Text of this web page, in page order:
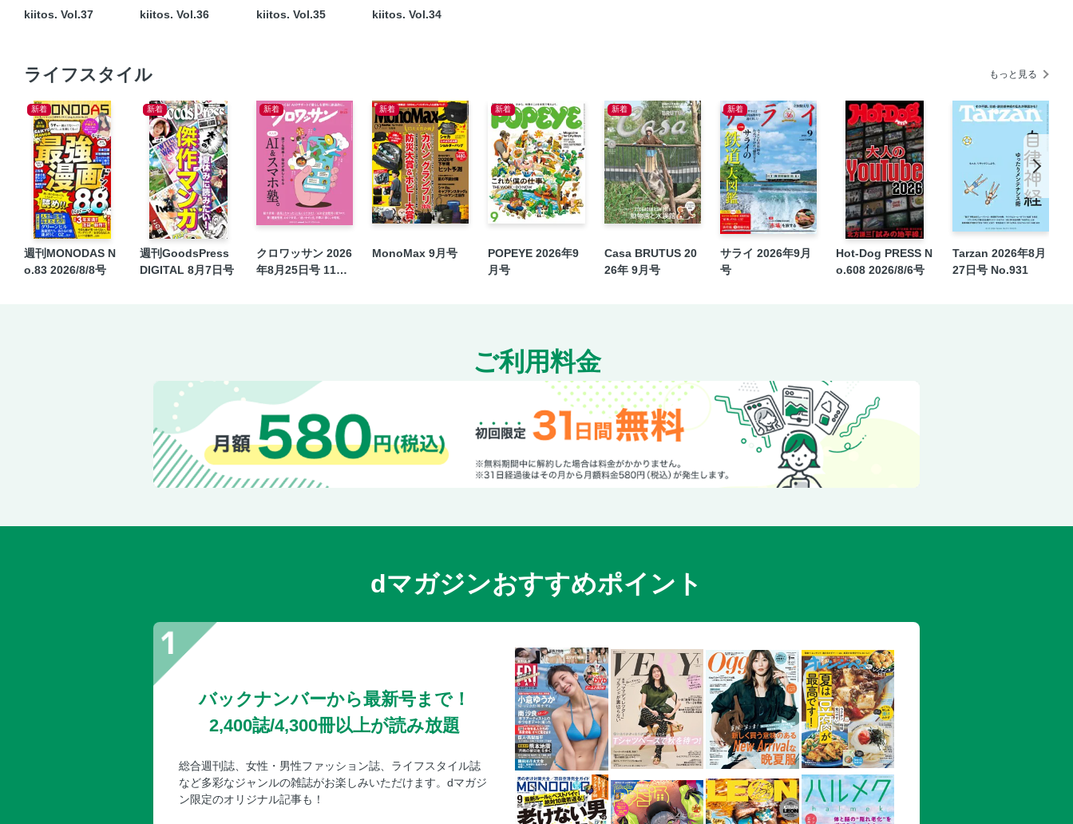
kiitos. Vol.37 kiitos. Vol.36 kiitos. Vol.35 kiitos. Vol.34
ライフスタイル もっと見る
新着
週刊MONODAS N
o.83 2026/8/8号
新着
週刊GoodsPress
DIGITAL 8月7日号
新着
クロワッサン 2026
年8月25日号 1171
新着
MonoMax 9月号
新着
POPEYE 2026年9
月号
新着
Casa BRUTUS 20
26年 9月号
新着
サライ 2026年9月
号
Hot-Dog PRESS N
o.608 2026/8/6号
Tarzan 2026年8月
27日号 No.931
ご利用料金
dマガジンおすすめポイント
バックナンバーから最新号まで！
2,400誌/4,300冊以上が読み放題
総合週刊誌、女性・男性ファッション誌、ライフスタイル誌
など多彩なジャンルの雑誌がお楽しみいただけます。dマガジ
ン限定のオリジナル記事も！